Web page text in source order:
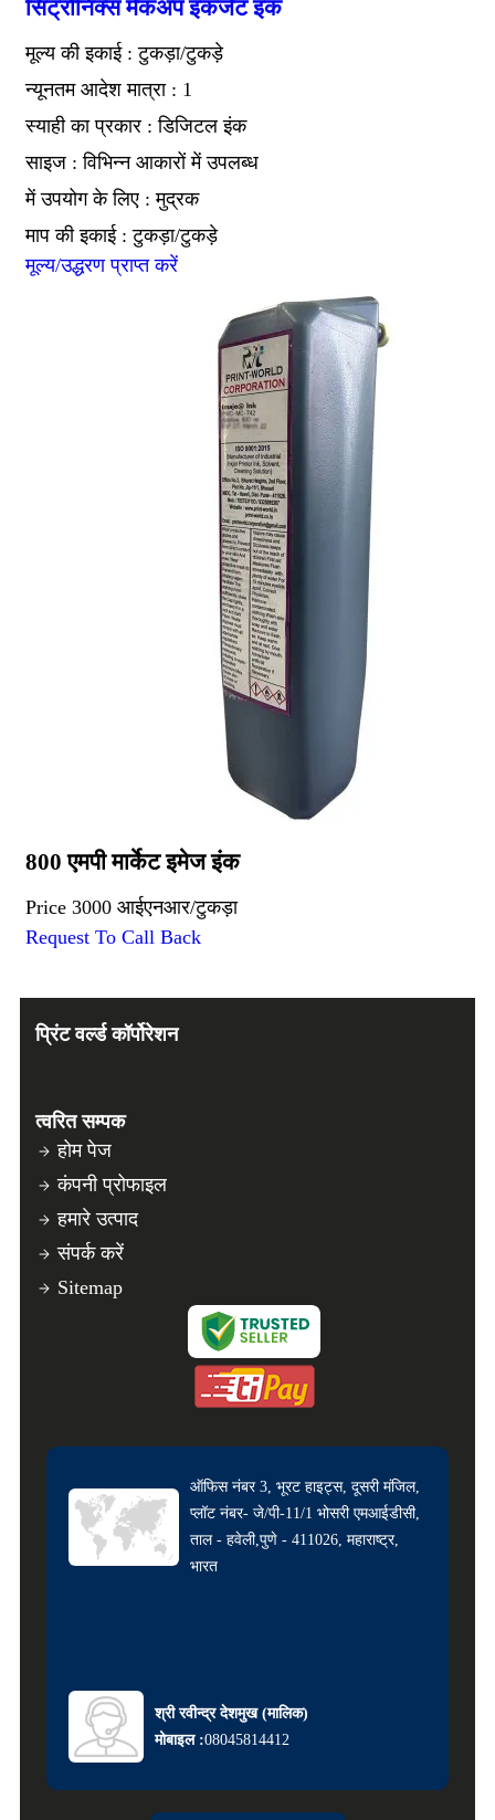
सिट्रोनिक्स मेकअप इंकजेट इंक
मूल्य की इकाई : टुकड़ा/टुकड़े
न्यूनतम आदेश मात्रा : 1
स्याही का प्रकार : डिजिटल इंक
साइज : विभिन्न आकारों में उपलब्ध
में उपयोग के लिए : मुद्रक
माप की इकाई : टुकड़ा/टुकड़े
मूल्य/उद्धरण प्राप्त करें
800 एमपी मार्केट इमेज इंक
Price 3000 आईएनआर/टुकड़ा
Request To Call Back
प्रिंट वर्ल्ड कॉर्पोरेशन
त्वरित सम्पक
होम पेज
कंपनी प्रोफाइल
हमारे उत्पाद
संपर्क करें
Sitemap
ऑफिस नंबर 3, भूरट हाइट्स, दूसरी मंजिल,
प्लॉट नंबर- जे/पी-11/1 भोसरी एमआईडीसी,
ताल - हवेली,पुणे - 411026, महाराष्ट्र,
भारत
श्री रवीन्द्र देशमुख(मालिक)
मोबाइल :08045814412